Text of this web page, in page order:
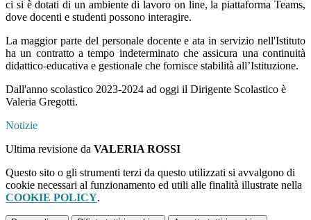
ci si è dotati di un ambiente di lavoro on line, la piattaforma Teams,
dove docenti e studenti possono interagire.
La maggior parte del personale docente e ata in servizio nell'Istituto
ha un contratto a tempo indeterminato che assicura una continuità
didattico-educativa e gestionale che fornisce stabilità all’Istituzione.
Dall'anno scolastico 2023-2024 ad oggi il Dirigente Scolastico è
Valeria Gregotti.
Notizie
Ultima revisione da VALERIA ROSSI
Questo sito o gli strumenti terzi da questo utilizzati si avvalgono di
cookie necessari al funzionamento ed utili alle finalità illustrate nella
COOKIE POLICY.